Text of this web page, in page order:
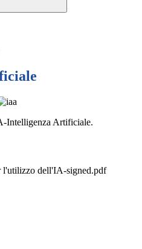
Intelligenza Artificiale.
l'utilizzo dell'IA-signed.pdf